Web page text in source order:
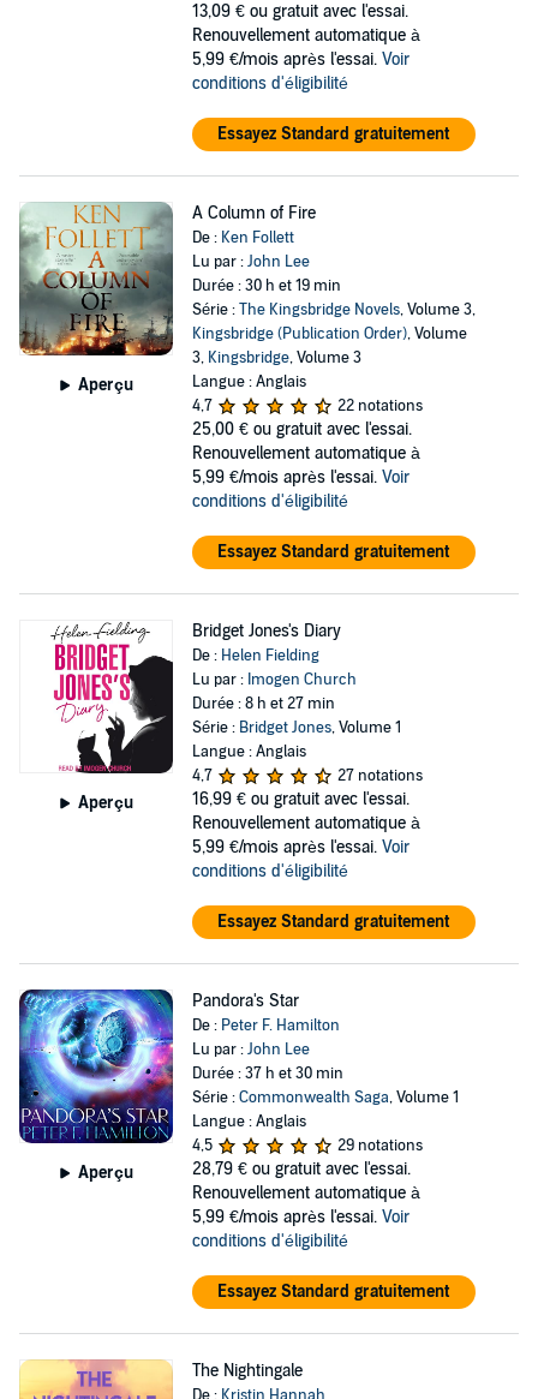
13,09 € ou gratuit avec l'essai.
Renouvellement automatique à
5,99 €/mois après l'essai. Voir
conditions d'éligibilité
Essayez Standard gratuitement
Aperçu
A Column of Fire
De : Ken Follett
Lu par :John Lee
Durée : 30 h et 19 min
Série :The Kingsbridge Novels, Volume 3,
Kingsbridge (Publication Order), Volume
3, Kingsbridge, Volume 3
Langue : Anglais
4,7
22 notations
25,00 € ou gratuit avec l'essai.
Renouvellement automatique à
5,99 €/mois après l'essai. Voir
conditions d'éligibilité
Essayez Standard gratuitement
Aperçu
Bridget Jones's Diary
De : Helen Fielding
Lu par : Imogen Church
Durée : 8 h et 27 min
Série : Bridget Jones, Volume 1
Langue : Anglais
4,7
27 notations
16,99 € ou gratuit avec l'essai.
Renouvellement automatique à
5,99 €/mois après l'essai. Voir
conditions d'éligibilité
Essayez Standard gratuitement
Aperçu
Pandora's Star
De : Peter F. Hamilton
Lu par :John Lee
Durée : 37 h et 30 min
Série :Commonwealth Saga, Volume 1
Langue : Anglais
4,5
29 notations
28,79 € ou gratuit avec l'essai.
Renouvellement automatique à
5,99 €/mois après l'essai. Voir
conditions d'éligibilité
Essayez Standard gratuitement
The Nightingale